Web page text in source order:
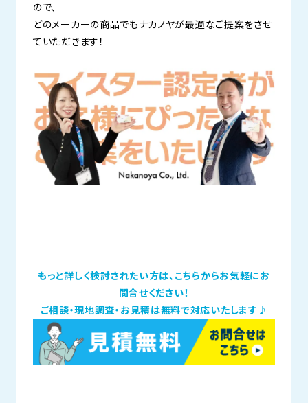
ので、
どのメーカーの商品でもナカノヤが最適なご提案をさせ
ていただきます！
もっと詳しく検討されたい方は、こちらからお気軽にお
問合せください！
ご相談・現地調査・お見積は無料で対応いたします♪